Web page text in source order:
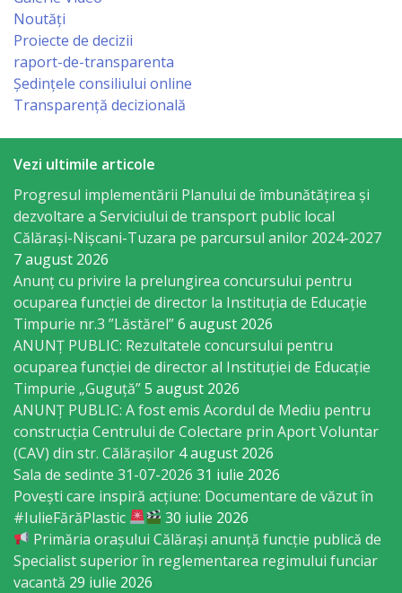
Regulament
Consiliul
local
Secretarul
Consiliului
Consilieri
Comisii
de
specialitate
Regulamentul
Consiliului
Dispoziții
Proiecte
de
decizii
Noutăți
Proiecte de decizii
raport-de-transparenta
Ședințele consiliului online
Transparență decizională
Vezi ultimile articole
Progresul implementării Planului de îmbunătățirea și
dezvoltare a Serviciului de transport public local
Călărași-Nișcani-Tuzara pe parcursul anilor 2024-2027
7 august 2026
Anunț cu privire la prelungirea concursului pentru
ocuparea funcţiei de director la Instituția de Educație
Timpurie nr.3 ”Lăstărel”6 august 2026
ANUNȚ PUBLIC: Rezultatele concursului pentru
ocuparea funcției de director al Instituției de Educație
Timpurie „Guguță”5 august 2026
ANUNȚ PUBLIC: A fost emis Acordul de Mediu pentru
construcția Centrului de Colectare prin Aport Voluntar
(CAV) din str. Călărașilor 4 august 2026
Sala de sedinte 31-07-2026 31 iulie 2026
Povești care inspiră acțiune: Documentare de văzut în
#IulieFărăPlastic
30 iulie 2026
Primăria orașului Călărași anunță funcție publică de
Specialist superior în reglementarea regimului funciar
vacantă 29 iulie 2026